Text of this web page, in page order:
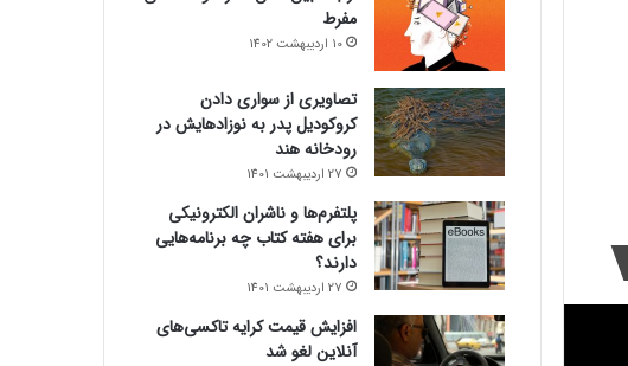
مفرط
10 اردیبهشت 1402
تصاویری از سواری دادن
کروکودیل پدر به نوزادهایش در
رودخانه هند
27 اردیبهشت 1401
پلتفرم‌ها و ناشران الکترونیکی
برای هفته کتاب چه برنامه‌هایی
دارند؟
27 اردیبهشت 1401
افزایش قیمت کرایه تاکسی‌های
آنلاین لغو شد